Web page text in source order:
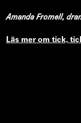
Amanda Fromell,
Läs mer om tick,